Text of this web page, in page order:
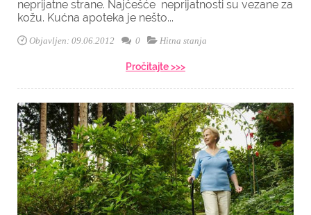
neprijatne strane. Najčešće neprijatnosti su vezane za
kožu. Kućna apoteka je nešto...
Objavljen: 09.06.2012 0 Hitna stanja
Pročitajte >>>